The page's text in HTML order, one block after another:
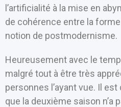
l’artificialité à la mise en
de cohérence entre la
notion de postmodernisme.
Heureusement avec le
malgré tout à être très
personnes l’ayant vue. Il
que la deuxième saison n’a